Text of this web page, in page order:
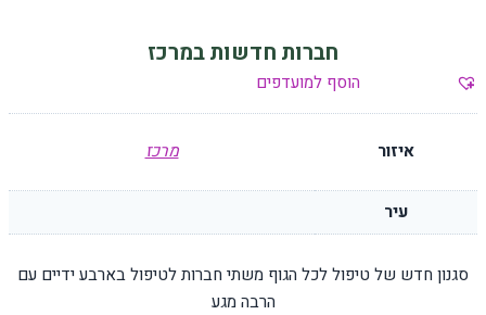
חברות חדשות במרכז
הוסף למועדפים
איזור מרכז
עיר
סגנון חדש של טיפול לכל הגוף משתי חברות לטיפול בארבע ידיים עם
הרבה מגע